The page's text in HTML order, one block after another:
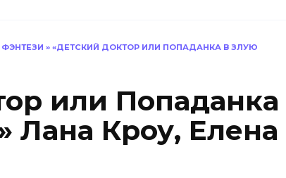
» «ДЕТСКИЙ ДОКТОР ИЛИ ПОПАДАНКА В ЗЛУЮ
или Попаданка
Лана Кроу, Елена